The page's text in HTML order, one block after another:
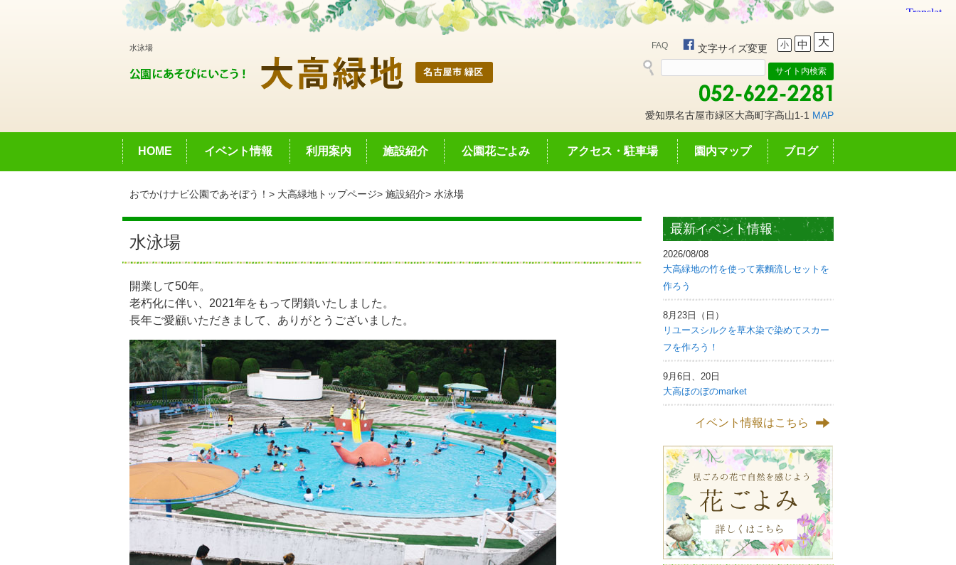
水泳場 FAQ 文字サイズ変更 小 中 大
愛知県名古屋市緑区大高町字高山1-1 MAP
HOME イベント情報 利用案内 施設紹介 公園花ごよみ アクセス・駐車場 園内マップ ブログ
おでかけナビ公園であそぼう！ 大高緑地トップページ 施設紹介 水泳場
水泳場
開業して50年。
老朽化に伴い、2021年をもって閉鎖いたしました。
長年ご愛顧いただきまして、ありがとうございました。
最新イベント情報
2026/08/08
大高緑地の竹を使って素麵流しセットを
作ろう
8月23日（日）
リユースシルクを草木染で染めてスカー
フを作ろう！
9月6日、20日
大高ほのぼのmarket
イベント情報はこちら